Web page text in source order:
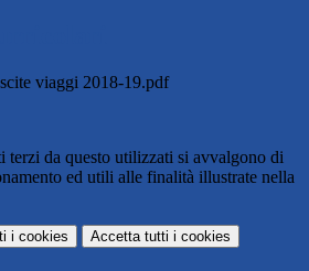
viaggi 2018-19.pdf
terzi da questo utilizzati si avvalgono di
ed utili alle finalità illustrate nella
i cookies Accetta tutti i cookies